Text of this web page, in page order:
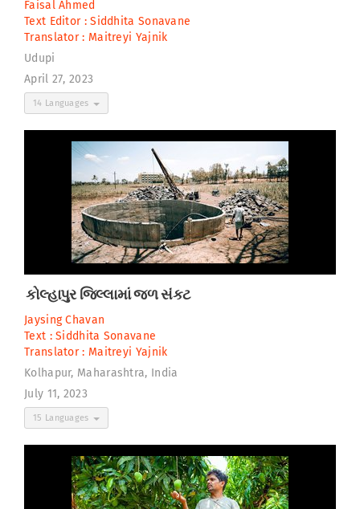
Faisal Ahmed
Text Editor :Siddhita Sonavane
Translator : Maitreyi Yajnik
Udupi
April 27, 2023
14 Languages
કોલ્હાપુર જિલ્લામાં જળ સંકટ
Jaysing Chavan
Text :Siddhita Sonavane
Translator : Maitreyi Yajnik
Kolhapur, Maharashtra, India
July 11, 2023
15 Languages